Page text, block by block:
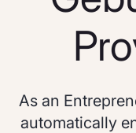
As an
automatically